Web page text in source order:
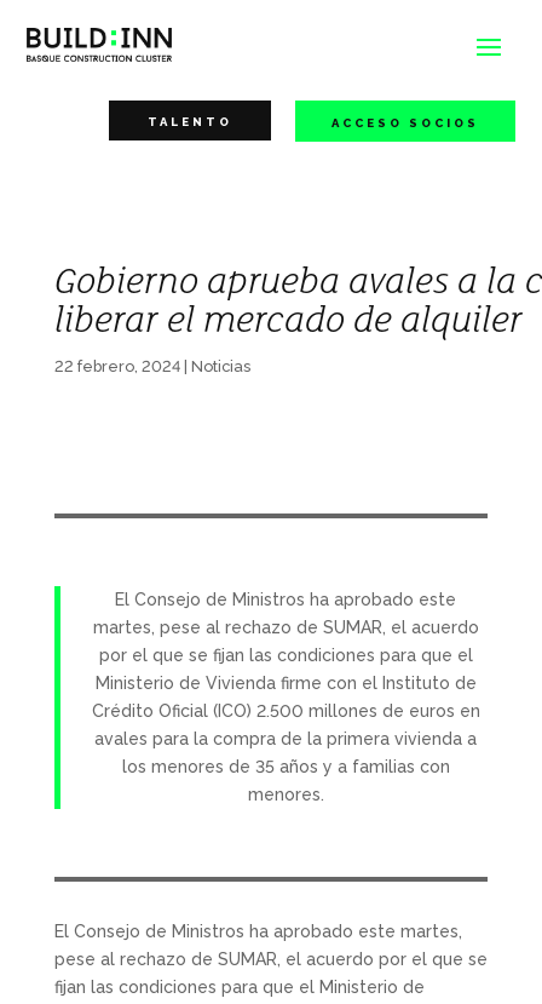
TALENTO ACCESO SOCIOS
Gobierno aprueba avales a la
liberar el mercado de alquiler
22 febrero, 2024| Noticias
El Consejo de Ministros ha aprobado este
martes, pese al rechazo de SUMAR, el acuerdo
por el que se fijan las condiciones para que el
Ministerio de Vivienda firme con el Instituto de
Crédito Oficial (ICO) 2.500 millones de euros en
avales para la compra de la primera vivienda a
los menores de 35 años y a familias con
menores.
El Consejo de Ministros ha aprobado este martes,
pese al rechazo de SUMAR, el acuerdo por el que se
fijan las condiciones para que el Ministerio de